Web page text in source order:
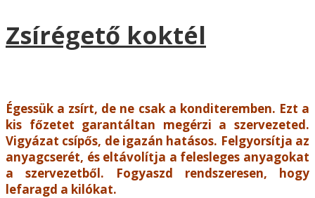
Zsírégető koktél
Égessük a zsírt, de ne csak a konditeremben. Ezt a
kis főzetet garantáltan megérzi a szervezeted.
Vigyázat csípős, de igazán hatásos. Felgyorsítja az
anyagcserét, és eltávolítja a felesleges anyagokat
a szervezetből. Fogyaszd rendszeresen, hogy
lefaragd a kilókat.